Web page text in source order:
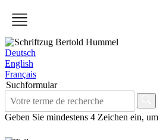
Deutsch
English
Français
Suchformular
Geben Sie mindestens 4 Zeichen ein,